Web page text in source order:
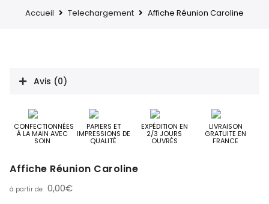
Accueil Telechargement Affiche Réunion Caroline
Avis (0)
CONFECTIONNÉES
À LA MAIN AVEC
SOIN
PAPIERS ET
IMPRESSIONS DE
QUALITÉ
EXPÉDITION EN
2/3 JOURS
OUVRÉS
LIVRAISON
GRATUITE EN
FRANCE
Affiche Réunion Caroline
0,00€